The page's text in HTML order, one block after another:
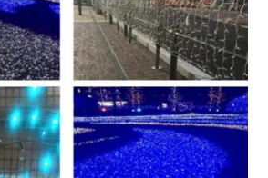
高密度ポリエチレン 67×64